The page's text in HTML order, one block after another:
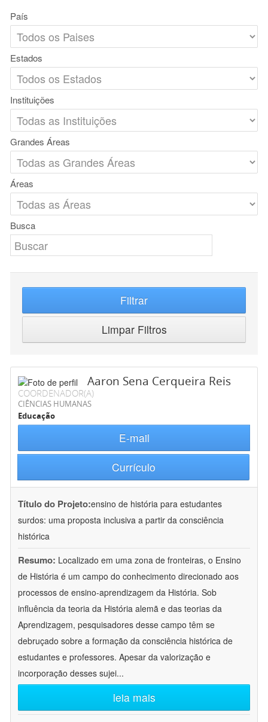
País
Estados
Instituições
Grandes Áreas
Áreas
Busca
Filtrar
Limpar Filtros
Aaron Sena Cerqueira Reis
COORDENADOR(A)
CIÊNCIAS HUMANAS
Educação
E-mail
Currículo
Título do Projeto:ensino de história para estudantes
surdos: uma proposta inclusiva a partir da consciência
histórica
Resumo: Localizado em uma zona de fronteiras, o Ensino
de História é um campo do conhecimento direcionado aos
processos de ensino-aprendizagem da História. Sob
influência da teoria da História alemã e das teorias da
Aprendizagem, pesquisadores desse campo têm se
debruçado sobre a formação da consciência histórica de
estudantes e professores. Apesar da valorização e
incorporação desses sujei...
leia mais